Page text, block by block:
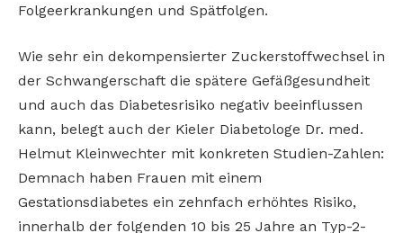
Folgeerkrankungen und Spätfolgen.
Wie sehr ein dekompensierter Zuckerstoffwechsel in
der Schwangerschaft die spätere Gefäßgesundheit
und auch das Diabetesrisiko negativ beeinflussen
kann, belegt auch der Kieler Diabetologe Dr. med.
Helmut Kleinwechter mit konkreten Studien-Zahlen:
Demnach haben Frauen mit einem
Gestationsdiabetes ein zehnfach erhöhtes Risiko,
innerhalb der folgenden 10 bis 25 Jahre an Typ-2-